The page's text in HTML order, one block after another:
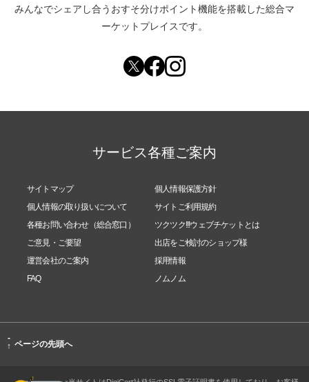
みんなでシェアし合う おすそ分けポイント機能を搭載した総合マ
ーケットプレイスです。
サービス各種ご案内
サイトマップ
個人情報保護方針
個人情報の取り扱いについて
サイトご利用規約
各種お問い合わせ（総合窓口）
ツクツク!!!ウェブチケットとは
ご意見・ご要望
出店をご検討のショップ様
運営会社のご案内
採用情報
FAQ
ノムノム
-
↑ ページの先頭へ